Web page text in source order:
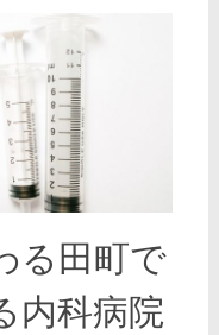
る田町で
内科病院